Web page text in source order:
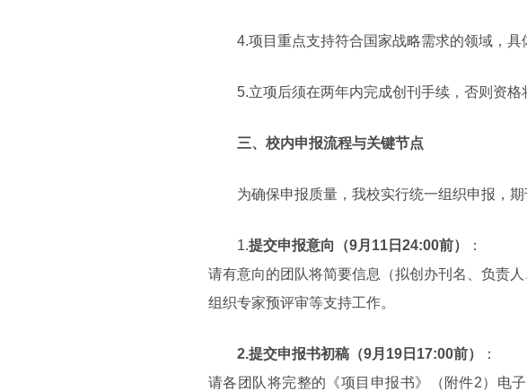
4.项目重点支持符合国家战略需求的领域，具
5.立项后须在两年内完成创刊手续，否则资格
三、校内申报流程与关键节点
为确保申报质量，我校实行统一组织申报，期
1.提交申报意向（9月11日24:00前）
：
请有意向的团队将简要信息（拟创办刊名、负责
组织专家预评审等支持工作。
2.提交申报书初稿（9月19日17:00前）
：
请各团队将完整的《项目申报书》（附件2）电